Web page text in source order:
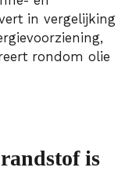
in vergelijking
rondom olie
is